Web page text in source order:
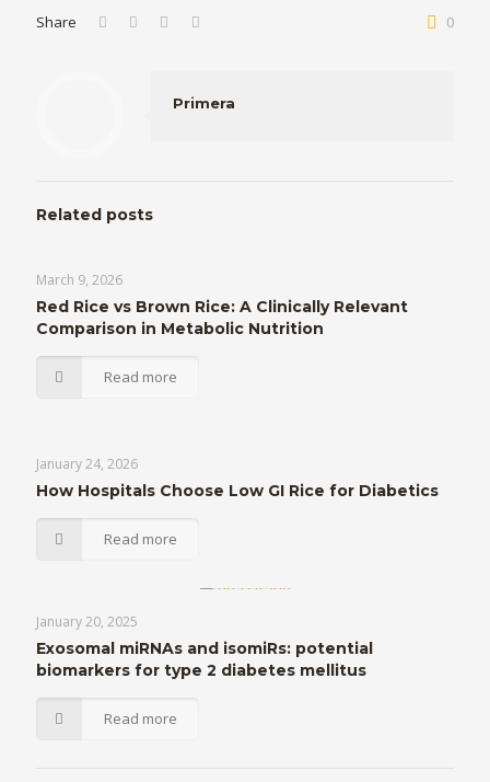
Share 0
Primera
Related posts
March 9, 2026
Red Rice vs Brown Rice: A Clinically Relevant
Comparison in Metabolic Nutrition
Read more
January 24, 2026
How Hospitals Choose Low GI Rice for Diabetics
Read more
January 20, 2025
Exosomal miRNAs and isomiRs: potential
biomarkers for type 2 diabetes mellitus
Read more